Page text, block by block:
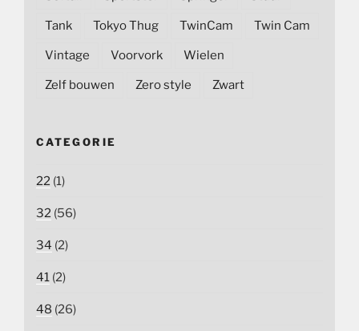
Tank Tokyo Thug TwinCam Twin Cam
Vintage Voorvork Wielen
Zelf bouwen Zero style Zwart
CATEGORIE
22 (1)
32 (56)
34 (2)
41 (2)
48 (26)